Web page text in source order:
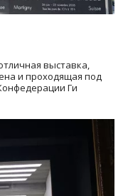
выставка,
и проходящая под
Ги